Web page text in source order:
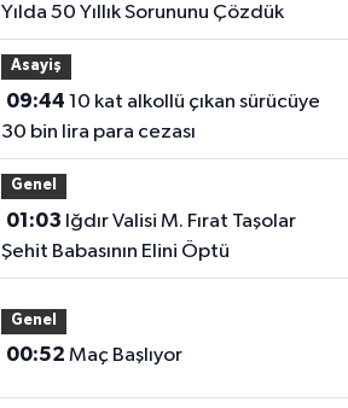
Yılda 50 Yıllık Sorununu Çözdük
Asayiş
09:44
30 bin lira para cezası
Genel
01:03
Şehit Babasının Elini Öptü
Genel
00:52 Maç Başlıyor